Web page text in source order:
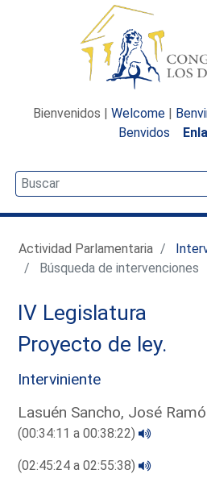
Bienvenidos | Welcome |
Benvidos
Actividad Parlamentaria
Búsqueda de intervenciones
IV Legislatura
Proyecto de ley.
Interviniente
Lasuén Sancho, José
(00:34:11 a 00:38:22)
(02:45:24 a 02:55:38)